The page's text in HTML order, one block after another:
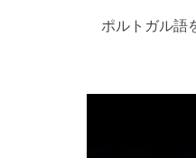
ポルトガル語